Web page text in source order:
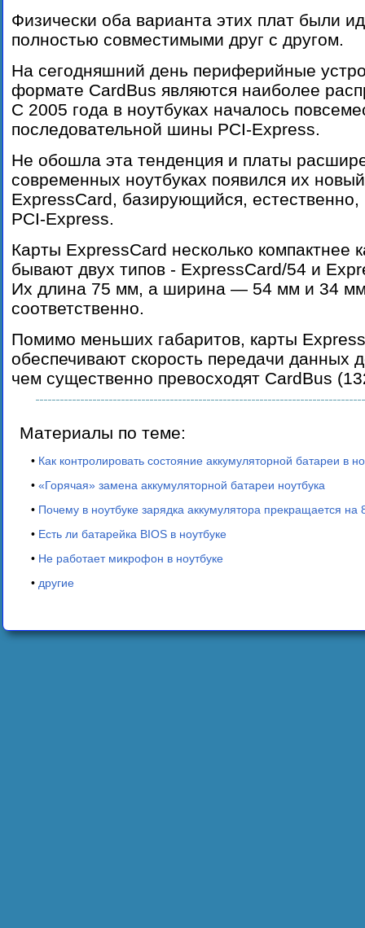
Физически оба варианта этих плат были
полностью совместимыми друг с другом.
На сегодняшний день периферийные
формате CardBus являются наиболее
С 2005 года в ноутбуках началось
последовательной шины PCI-Express.
Не обошла эта тенденция и платы
современных ноутбуках появился их
ExpressCard, базирующийся,
PCI-Express.
Карты ExpressCard несколько компактнее
бывают двух типов - ExpressCard/54 и
Их длина 75 мм, а ширина — 54 мм и 34
соответственно.
Помимо меньших габаритов, карты
обеспечивают скорость передачи данных
чем существенно превосходят CardBus
Материалы по теме:
• Как контролировать состояние аккумуляторной батареи в
• «Горячая» замена аккумуляторной батареи ноутбука
• Почему в ноутбуке зарядка аккумулятора прекращается на
• Есть ли батарейка BIOS в ноутбуке
• Не работает микрофон в ноутбуке
• другие